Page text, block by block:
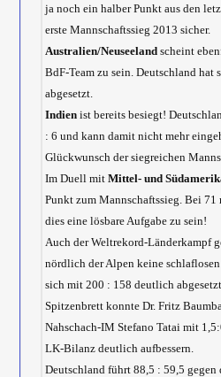
ja noch ein halber Punkt aus den
erste Mannschaftssieg 2013 sicher.
Australien/Neuseeland scheint
BdF-Team zu sein. Deutschland hat
abgesetzt.
Indien ist bereits besiegt!
: 6 und kann damit nicht mehr
Glückwunsch der siegreichen
Im Duell mitMittel- und
Punkt zum Mannschaftssieg. Bei
dies eine lösbare Aufgabe zu sein!
Auch der Weltrekord-Länderkampf
nördlich der Alpen keine
sich mit 200 : 158 deutlich
Spitzenbrett konnte Dr. Fritz
Nahschach-IM Stefano Tatai mit
LK-Bilanz deutlich aufbessern.
Deutschland führt 88,5 : 59,5 gegen